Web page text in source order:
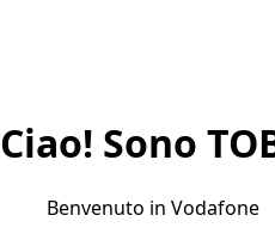
Ciao! Sono
Benvenuto in Vodafone